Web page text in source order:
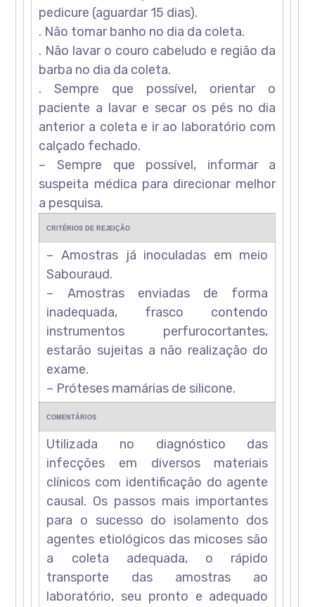
pedicure (aguardar 15 dias).
. Não tomar banho no dia da coleta.
. Não lavar o couro cabeludo e região da
barba no dia da coleta.
. Sempre que possível, orientar o
paciente a lavar e secar os pés no dia
anterior a coleta e ir ao laboratório com
calçado fechado.
– Sempre que possível, informar a
suspeita médica para direcionar melhor
a pesquisa.
CRITÉRIOS DE REJEIÇÃO
– Amostras já inoculadas em meio
Sabouraud.
– Amostras enviadas de forma
inadequada, frasco contendo
instrumentos perfurocortantes,
estarão sujeitas a não realização do
exame.
– Próteses mamárias de silicone.
COMENTÁRIOS
Utilizada no diagnóstico das
infecções em diversos materiais
clínicos com identificação do agente
causal. Os passos mais importantes
para o sucesso do isolamento dos
agentes etiológicos das micoses são
a coleta adequada, o rápido
transporte das amostras ao
laboratório, seu pronto e adequado